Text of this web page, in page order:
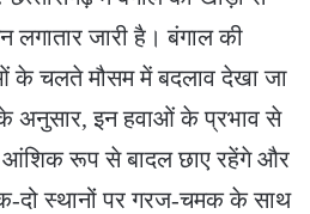
जारी है। बंगाल की
के चलते मौसम में बदलाव देखा जा
के अनुसार, इन हवाओं के प्रभाव से
आंशिक रूप से बादल छाए रहेंगे और
दो स्थानों पर गरज-चमक के साथ